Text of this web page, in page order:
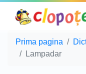
Prima pagina
Lampadar